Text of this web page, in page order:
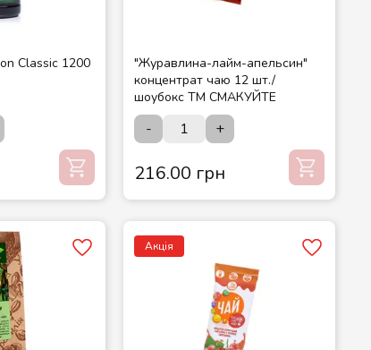
Classic 1200
"Журавлина-лайм-апельсин"
концентрат чаю 12 шт./
шоубокс ТМ СМАКУЙТЕ
- +
216.00 грн
Акція